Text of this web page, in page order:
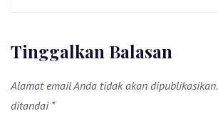
Tinggalkan Balasan
Alamat email Anda tidak akan dipublikasikan.
ditandai *